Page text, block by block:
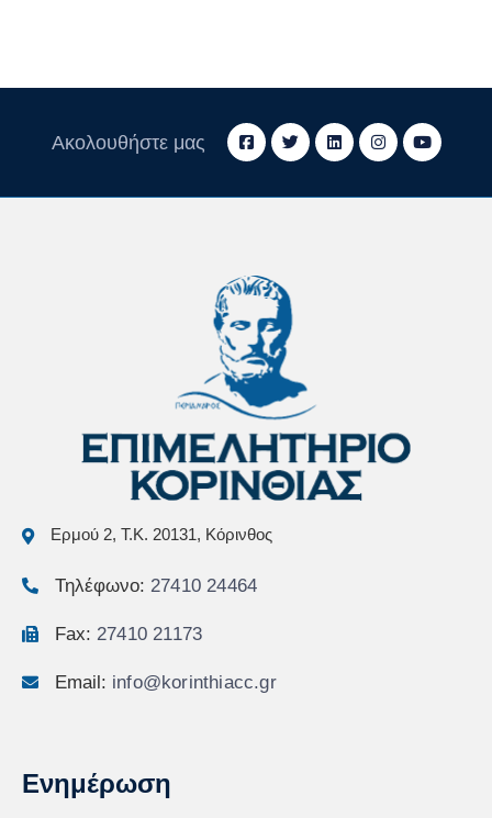
Ακολουθήστε μας
Ερμού 2, Τ.Κ. 20131, Κόρινθος
Τηλέφωνο: 27410 24464
Fax: 27410 21173
Email: info@korinthiacc.gr
Ενημέρωση